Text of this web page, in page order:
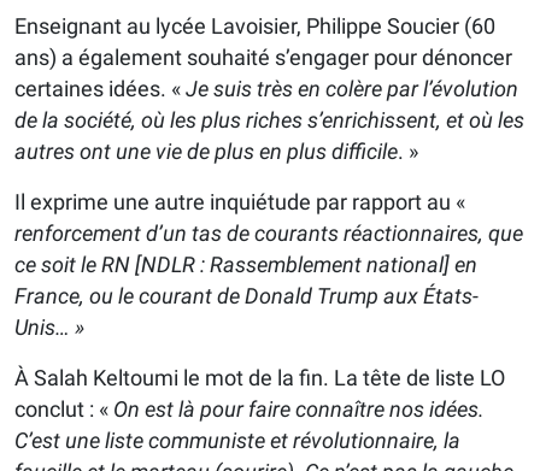
Enseignant au lycée Lavoisier, Philippe Soucier (60
ans) a également souhaité s’engager pour dénoncer
certaines idées. «Je suis très en colère par l’évolution
de la société, où les plus riches s’enrichissent, et où les
autres ont une vie de plus en plus difficile. »
Il exprime une autre inquiétude par rapport au «
renforcement d’un tas de courants réactionnaires, que
ce soit le RN [NDLR : Rassemblement national] en
France, ou le courant de Donald Trump aux États-
Unis… »
À Salah Keltoumi le mot de la fin. La tête de liste LO
conclut : « On est là pour faire connaître nos idées.
C’est une liste communiste et révolutionnaire, la